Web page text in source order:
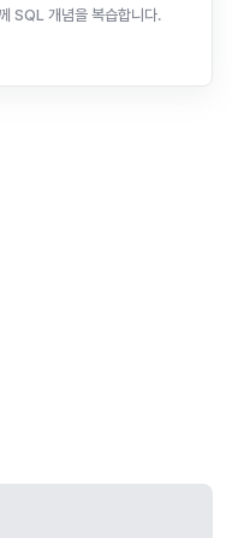
SQL 개념을 복습합니다.